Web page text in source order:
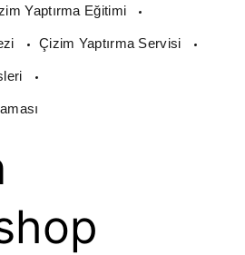
Yaptırma Eğitimi
Çizim Yaptırma Servisi